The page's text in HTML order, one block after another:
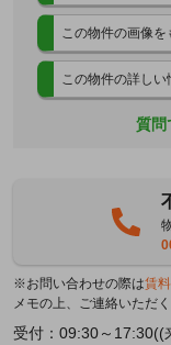
この物件の画像
この物件の詳しい
質問
※お問い合わせの際は賃
メモの上、ご連絡いただ
受付：09:30～17:30((